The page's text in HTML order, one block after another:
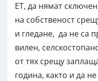
ЕТ, да нямат
на собственост
и гледане, да не са
вилен,
от тях срещу
година, както и да